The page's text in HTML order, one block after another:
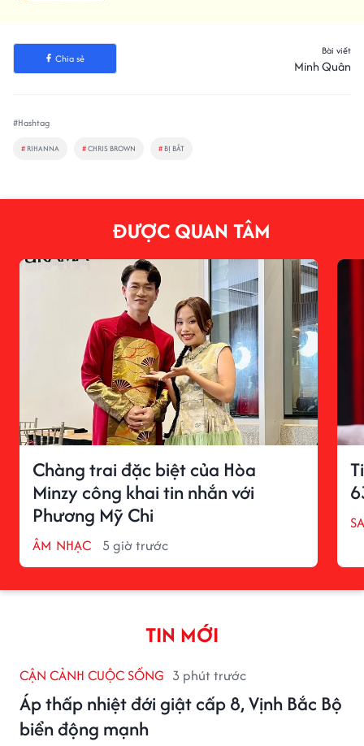
Chia sẻ
Bài viết
Minh Quân
#Hashtag
# RIHANNA #CHRIS BROWN # BỊ BẮT
ĐƯỢC QUAN TÂM
Chàng trai đặc biệt của Hòa
Minzy công khai tin nhắn với
Phương Mỹ Chi
ÂM NHẠC 5 giờ trước
TIN MỚI
CẬN CẢNH CUỘC SỐNG 3 phút trước
Áp thấp nhiệt đới giật cấp 8, Vịnh Bắc Bộ
biển động mạnh